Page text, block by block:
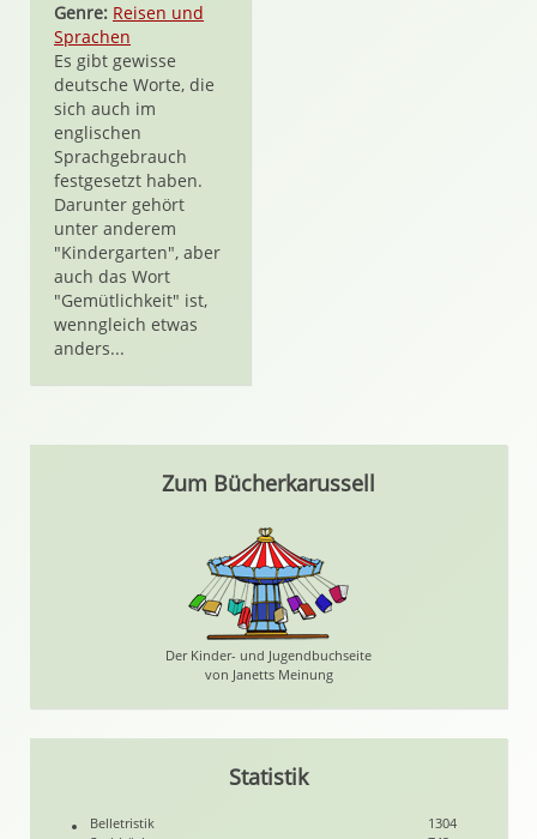
Genre: Reisen und
Sprachen
Es gibt gewisse
deutsche Worte, die
sich auch im
englischen
Sprachgebrauch
festgesetzt haben.
Darunter gehört
unter anderem
"Kindergarten", aber
auch das Wort
"Gemütlichkeit" ist,
wenngleich etwas
anders...
Zum Bücherkarussell
Der Kinder- und Jugendbuchseite
von Janetts Meinung
Statistik
Belletristik
1304